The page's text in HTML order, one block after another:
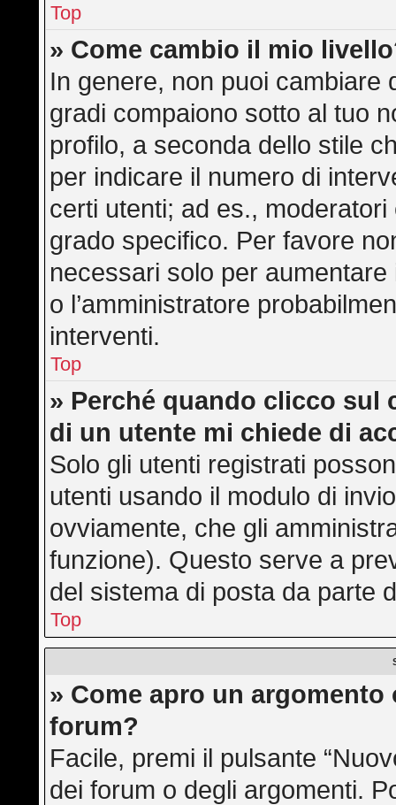
Top
» Come cambio il mio
In genere, non puoi cambiare
gradi compaiono sotto al tuo
profilo, a seconda dello stile
per indicare il numero di
certi utenti; ad es.,
grado specifico. Per favore
necessari solo per
o l’amministratore
interventi.
Top
» Perché quando clicco sul
di un utente mi chiede di
Solo gli utenti registrati
utenti usando il modulo di
ovviamente, che gli
funzione). Questo serve a
del sistema di posta da parte
Top
» Come apro un
forum?
Facile, premi il pulsante
dei forum o degli argomenti.